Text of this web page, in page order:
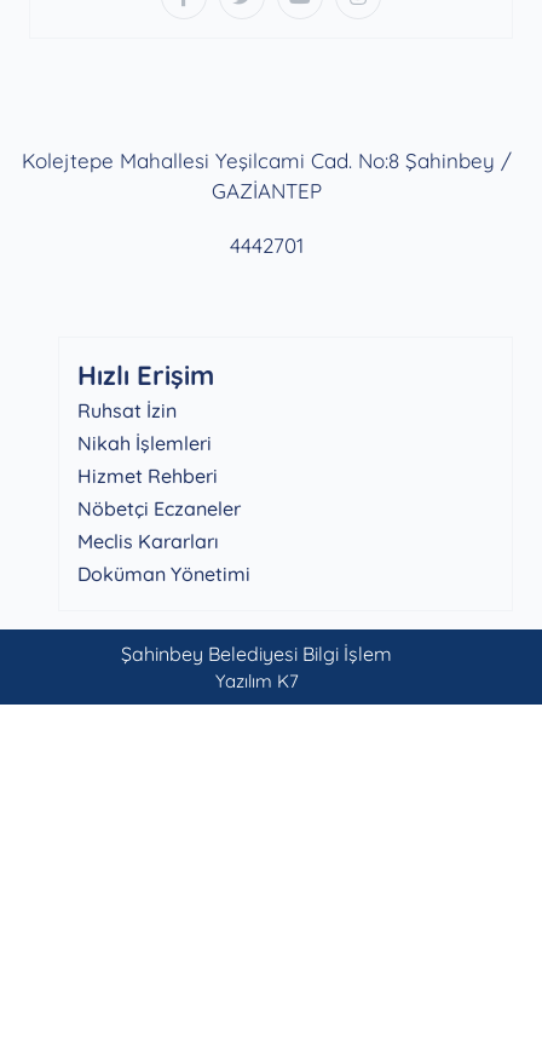
Kolejtepe Mahallesi Yeşilcami Cad. No:8 Şahinbey /
GAZİANTEP
4442701
Hızlı Erişim
Ruhsat İzin
Nikah İşlemleri
Hizmet Rehberi
Nöbetçi Eczaneler
Meclis Kararları
Doküman Yönetimi
Şahinbey Belediyesi Bilgi İşlem
Yazılım K7